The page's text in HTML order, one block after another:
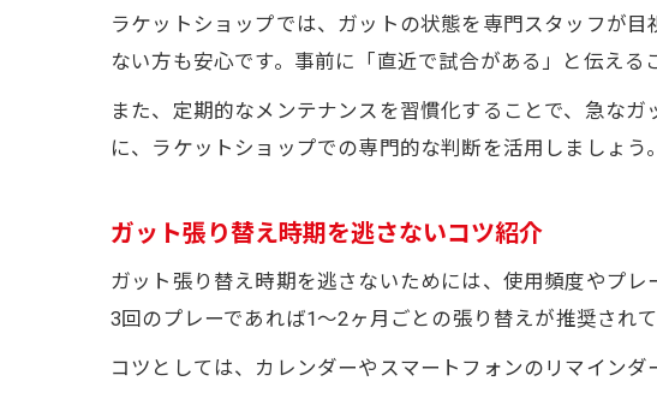
ラケットショップでは、ガットの状態を専門スタッフが
ない方も安心です。事前に「直近で試合がある」と伝え
また、定期的なメンテナンスを習慣化することで、急な
に、ラケットショップでの専門的な判断を活用しましょう。
ガット張り替え時期を逃さないコツ紹介
ガット張り替え時期を逃さないためには、使用頻度やプ
3回のプレーであれば1〜2ヶ月ごとの張り替えが推奨され
コツとしては、カレンダーやスマートフォンのリマイン